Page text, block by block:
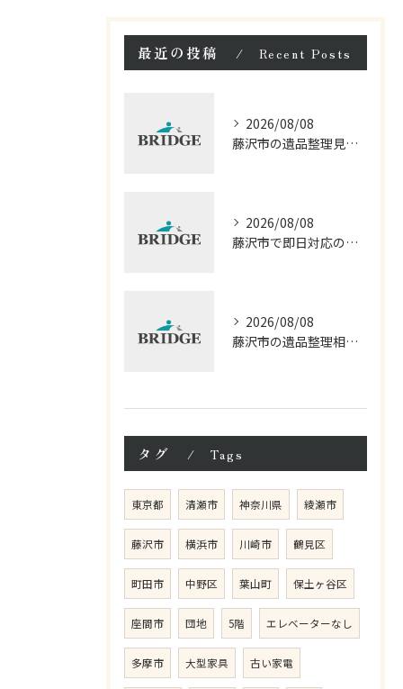
最近の投稿 Recent Posts
2026/08/08
藤沢市の遺品整理見積もりと相談の流れ
2026/08/08
藤沢市で即日対応の遺品整理口コミ徹底解説
2026/08/08
藤沢市の遺品整理相談と見積もり費用の基本知識
タグ Tags
東京都 清瀬市 神奈川県 綾瀬市
藤沢市 横浜市 川崎市 鶴見区
町田市 中野区 葉山町 保土ヶ谷区
座間市 団地 5階 エレベーターなし
多摩市 大型家具 古い家電